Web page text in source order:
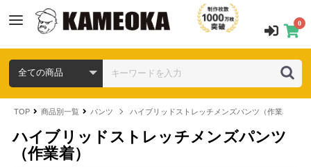
0
TOP 商品別一覧 パンツ ハイブリッドストレッチメンズパンツ（作業着）
ハイブリッドストレッチメンズパンツ
（作業着）